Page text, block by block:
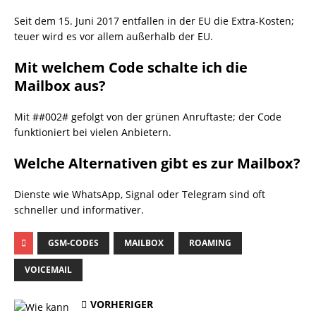
Seit dem 15. Juni 2017 entfallen in der EU die Extra-Kosten;
teuer wird es vor allem außerhalb der EU.
Mit welchem Code schalte ich die
Mailbox aus?
Mit ##002# gefolgt von der grünen Anruftaste; der Code
funktioniert bei vielen Anbietern.
Welche Alternativen gibt es zur Mailbox?
Dienste wie WhatsApp, Signal oder Telegram sind oft
schneller und informativer.
GSM-CODES MAILBOX ROAMING
VOICEMAIL
VORHERIGER